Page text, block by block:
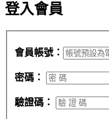
登入會員
會員帳號：
密碼：
驗證碼：